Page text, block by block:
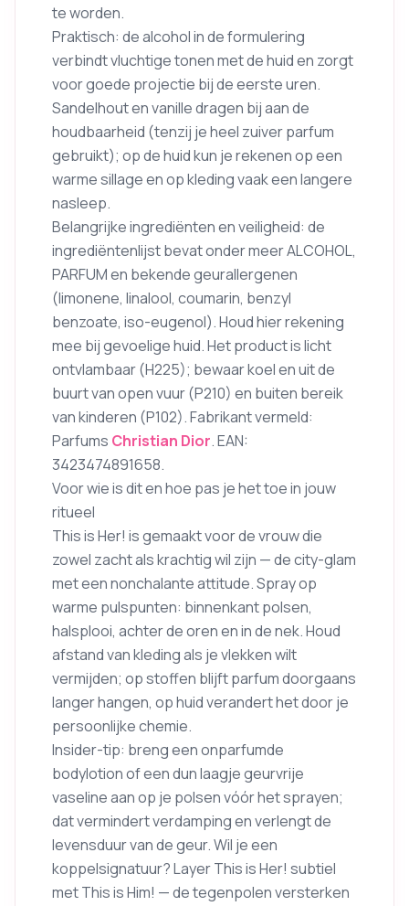
te worden.
Praktisch: de alcohol in de formulering
verbindt vluchtige tonen met de huid en zorgt
voor goede projectie bij de eerste uren.
Sandelhout en vanille dragen bij aan de
houdbaarheid (tenzij je heel zuiver parfum
gebruikt); op de huid kun je rekenen op een
warme sillage en op kleding vaak een langere
nasleep.
Belangrijke ingrediënten en veiligheid: de
ingrediëntenlijst bevat onder meer ALCOHOL,
PARFUM en bekende geurallergenen
(limonene, linalool, coumarin, benzyl
benzoate, iso-eugenol). Houd hier rekening
mee bij gevoelige huid. Het product is licht
ontvlambaar (H225); bewaar koel en uit de
buurt van open vuur (P210) en buiten bereik
van kinderen (P102). Fabrikant vermeld:
Parfums Christian Dior. EAN:
3423474891658.
Voor wie is dit en hoe pas je het toe in jouw
ritueel
This is Her! is gemaakt voor de vrouw die
zowel zacht als krachtig wil zijn — de city-glam
met een nonchalante attitude. Spray op
warme pulspunten: binnenkant polsen,
halsplooi, achter de oren en in de nek. Houd
afstand van kleding als je vlekken wilt
vermijden; op stoffen blijft parfum doorgaans
langer hangen, op huid verandert het door je
persoonlijke chemie.
Insider-tip: breng een onparfumde
bodylotion of een dun laagje geurvrije
vaseline aan op je polsen vóór het sprayen;
dat vermindert verdamping en verlengt de
levensduur van de geur. Wil je een
koppelsignatuur? Layer This is Her! subtiel
met This is Him! — de tegenpolen versterken